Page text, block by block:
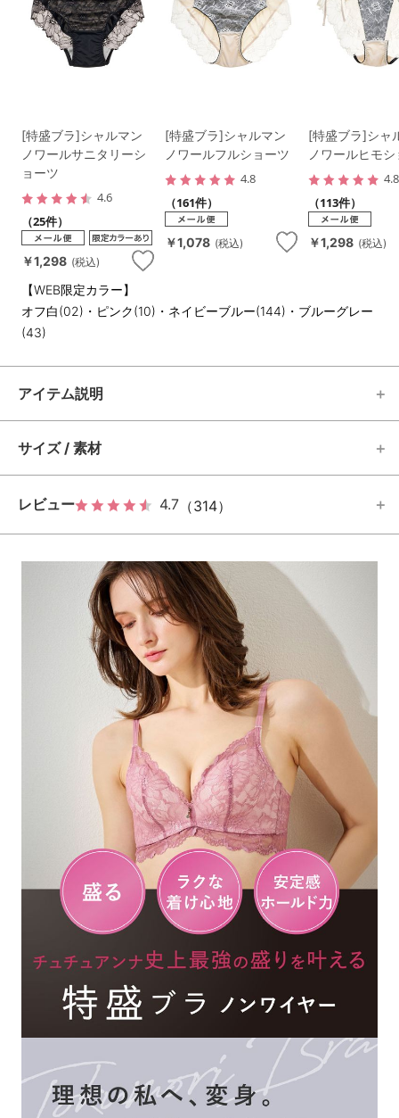
[特盛ブラ]シャルマン
ノワールサニタリーシ
ョーツ
4.6
（25件）
￥1,298 (税込)
[特盛ブラ]シャルマン
ノワールフルショーツ
4.8
（161件）
￥1,078 (税込)
[特盛ブラ]シャ
ノワールヒモ
4.8
（113件）
￥1,298 (税込)
【WEB限定カラー】
オフ白(02)・ピンク(10)・ネイビーブルー(144)・ブルーグレー
(43)
アイテム説明
サイズ / 素材
レビュー 4.7 （314）